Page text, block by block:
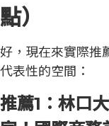
點）
好，現在來實際推
代表性的空間：
推薦1：林口